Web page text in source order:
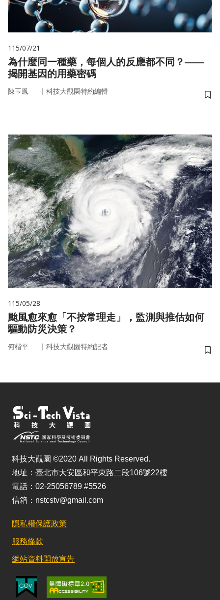
115/07/21
為什麼同一種藥，每個人的反應都不同？——
揭開基因的用藥密碼
陳玉鳳 ｜ 科技大觀園特約編輯
儲
115/05/28
颱風愈來愈「不按常理走」，監測與推估如何
驅動防災決策？
何楷平 ｜ 科技大觀園特約記者
儲
科技大觀園 ©2020 All Rights Reserved.
地址：臺北市大安區和平東路二段106號22樓
電話：02-25056789 #5526
信箱：nstcstv@gmail.com
隱私權保護政策
服務條款
網站資料開放宣告